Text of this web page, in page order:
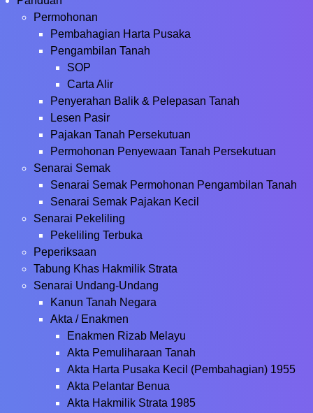
Permohonan
Pembahagian Harta Pusaka
Pengambilan Tanah
SOP
Carta Alir
Penyerahan Balik & Pelepasan Tanah
Lesen Pasir
Pajakan Tanah Persekutuan
Permohonan Penyewaan Tanah Persekutuan
Senarai Semak
Senarai Semak Permohonan Pengambilan Tanah
Senarai Semak Pajakan Kecil
Senarai Pekeliling
Pekeliling Terbuka
Peperiksaan
Tabung Khas Hakmilik Strata
Senarai Undang-Undang
Kanun Tanah Negara
Akta / Enakmen
Enakmen Rizab Melayu
Akta Pemuliharaan Tanah
Akta Harta Pusaka Kecil (Pembahagian) 1955
Akta Pelantar Benua
Akta Hakmilik Strata 1985